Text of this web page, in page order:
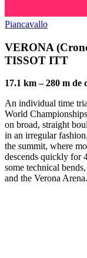
Piancavallo
VERONA
TISSOT ITT
17.1 km – 280 m de
An individual time
World
on broad, straight
in an irregular
the summit, where
descends quickly for
some technical
and the Verona Arena.